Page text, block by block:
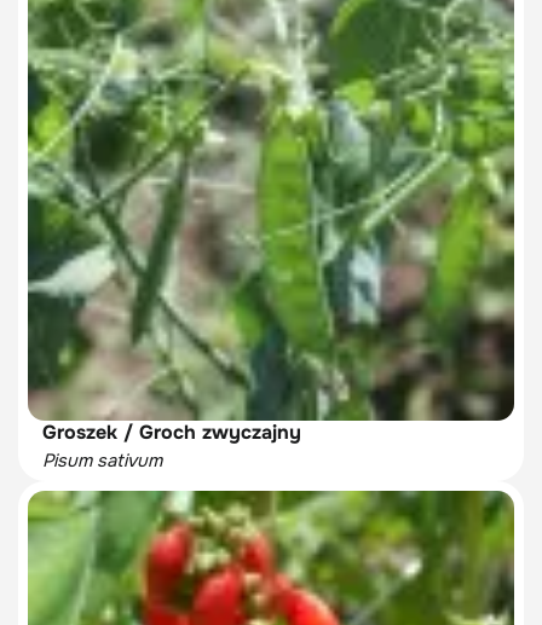
Groszek / Groch zwyczajny
Pisum sativum